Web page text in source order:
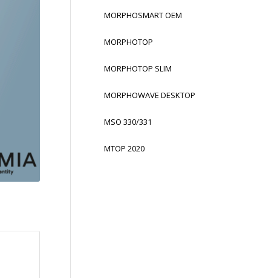
MORPHOSMART OEM
MORPHOTOP
MORPHOTOP SLIM
MORPHOWAVE DESKTOP
MSO 330/331
MTOP 2020